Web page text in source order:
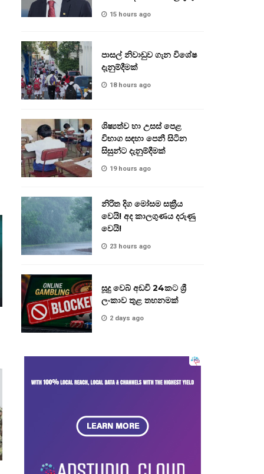
15 hours ago
පාසල් නිවාඩුව ගැන විශේෂ
දැනුම්දීමක්
18 hours ago
ශිෂ්‍යත්ව හා උසස් පෙළ
විභාග සඳහා පෙනී සිටින
සිසුන්ට දැනුම්දීමක්
19 hours ago
නිරිත දිග මෝසම සක්‍රීය
වෙයි! අද කාලගුණය දරුණු
වෙයි!
23 hours ago
සූදු වෙබ් අඩවි 24කට ශ්‍රී
ලංකාව තුළ තහනමක්
2 days ago